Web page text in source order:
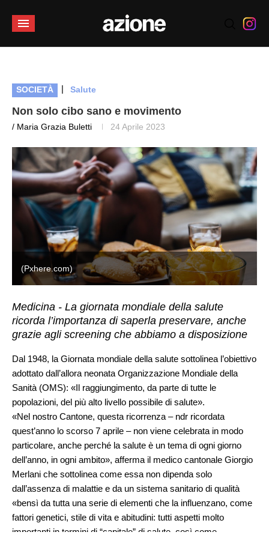
SOCIETÀ | Salute
Non solo cibo sano e movimento
/ Maria Grazia Buletti 24 Aprile 2023
(Pxhere.com)
Medicina - La giornata mondiale della salute
ricorda l’importanza di saperla preservare, anche
grazie agli screening che abbiamo a disposizione
Dal 1948, la Giornata mondiale della salute sottolinea l’obiettivo
adottato dall’allora neonata Organizzazione Mondiale della
Sanità (OMS): «Il raggiungimento, da parte di tutte le
popolazioni, del più alto livello possibile di salute».
«Nel nostro Cantone, questa ricorrenza – ndr ricordata
quest’anno lo scorso 7 aprile – non viene celebrata in modo
particolare, anche perché la salute è un tema di ogni giorno
dell’anno, in ogni ambito», afferma il medico cantonale Giorgio
Merlani che sottolinea come essa non dipenda solo
dall’assenza di malattie e da un sistema sanitario di qualità
«bensì da tutta una serie di elementi che la influenzano, come
fattori genetici, stile di vita e abitudini: tutti aspetti molto
importanti in termini di “capitale” di salute, così come